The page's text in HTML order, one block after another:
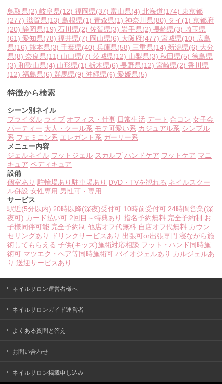
鳥取県(2) 岐阜県(12) 福岡県(37) 富山県(4) 北海道(174) 東京都
(277) 滋賀県(13) 島根県(1) 青森県(1) 神奈川県(80) タイ(1) 京都府
(20) 静岡県(19) 石川県(2) 佐賀県(3) 岩手県(2) 長崎県(3) 埼玉県
(61) 愛知県(78) 福井県(7) 岡山県(6) 大阪府(477) 宮城県(10) 広島
県(16) 熊本県(3) 千葉県(40) 兵庫県(58) 三重県(14) 新潟県(6) 大分
県(8) 奈良県(11) 山口県(7) 茨城県(12) 山梨県(3) 秋田県(5) 徳島県
(3) 和歌山県(4) 山形県(1) 栃木県(6) 長野県(12) 宮崎県(2) 香川県
(12) 福島県(6) 群馬県(9) 沖縄県(6) 愛媛県(5)
特徴から検索
シーン別ネイル
ブライダル ライブ オフィス・仕事 日常生活 デート 合コン 女子会
パーティー 大人・クール系 モテ可愛い系 カジュアル系 シンプル
系 フェミニン系 エレガント系 ガーリー系
メニュー内容
ジェルネイル フットジェル スカルプ ハンドケア フットケア マニ
キュア ペディキュア
設備
個室あり 駐輪場あり駐車場あり DVD・TVを観れる ネイルスクー
ル併設 女性専用 男性可・専用
サービス
駅近(5分以内) 20時以降(深夜)受付可 10時前受付可 24時間営業(深
夜可) カード払い可 2回目～特典あり 指名予約無料 完全予約制 お
子様同伴可能 完全予約制 他店オフ代無料 自店オフ代無料 カウン
セリングあり
ドリンクサービスあり 出張可or出張専門 寝ながら施
術してもらえる 子供(キッズ)施術対応相談 フット・ハンド同時施
術可 マツエク・ヘア等同時施術可 バイオジェルあり カルジェルあ
り 送迎サービスあり
ネイルサロン運営者様へ
ネイルサロンガイド運営者
よくある質問と答え
お問い合わせ
ネイルサロン掲載申し込み